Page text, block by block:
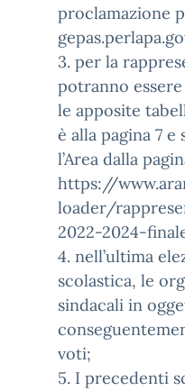
proclamazione
3. per la
potranno
le apposite
è alla pagina 7 e
l’Area dalla
https://
loader/
2022-2024-
4. nell’ultima
scolastica, le
sindacali in
voti;
5. I precedenti